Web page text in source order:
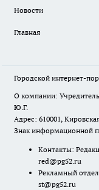
Новости
Главная
Городской интернет-
О компании:
Ю.Г.
Адрес: 610001,
Знак информационной
Контакты:
red@pg52.ru
Рекламный
st@pg52.ru